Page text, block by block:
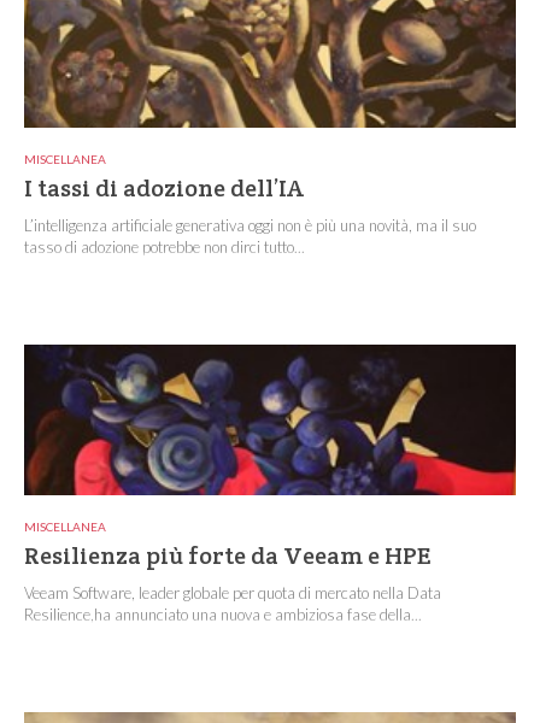
MISCELLANEA
I tassi di adozione dell’IA
L’intelligenza artificiale generativa oggi non è più una novità, ma il suo
tasso di adozione potrebbe non dirci tutto...
MISCELLANEA
Resilienza più forte da Veeam e HPE
Veeam Software, leader globale per quota di mercato nella Data
Resilience,ha annunciato una nuova e ambiziosa fase della...